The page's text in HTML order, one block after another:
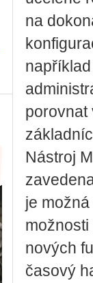
na
porovnat
Nástroj
je
nových
časový